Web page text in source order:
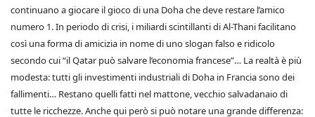
continuano a giocare il gioco di una Doha che deve restare l’amico
numero 1. In periodo di crisi, i miliardi scintillanti di Al-Thani facilitano
così una forma di amicizia in nome di uno slogan falso e ridicolo
secondo cui “il Qatar può salvare l’economia francese”… La realtà è più
modesta: tutti gli investimenti industriali di Doha in Francia sono dei
fallimenti… Restano quelli fatti nel mattone, vecchio salvadanaio di
tutte le ricchezze. Anche qui però si può notare una grande differenza: